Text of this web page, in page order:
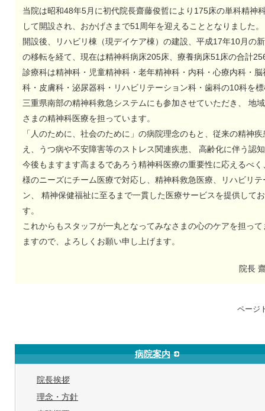
当院は昭和48年5月に初代院長齋藤俊哲により175床の単科精神
して開設され、おかげさまで51周年を迎えることとなりました。
開設後、リハビリ棟（現デイケア棟）の建設、平成17年10月の
の移転を経て、現在は精神科病床205床、療養病床51床の合計
診療科は精神科・児童精神科・老年精神科・内科・心療内科・脳
科・皮膚科・泌尿器科・リハビリテーション科・歯科の10科を
三重県南部の精神科救急システムにも参加させていただき、 地
さまの精神科医療を担っています。
「人のために、社会のために」の病院理念のもと、従来の精神疾
え、うつ病や不安障害等のストレス関連疾患、 高齢化に伴う認
今後もますます高まるであろう精神科医療の重要性に応えるべく
様のニーズにチーム医療で対応し、精神科救急医療、リハビリテ
ン、 精神保健福祉に至るまで一貫した医療サービスを提供して
す。
これからもスタッフが一丸となってみなさまの心のケアを担って
ますので、よろしくお願い申し上げます。
院長
ページ
病院案内
院長挨拶
理念・方針